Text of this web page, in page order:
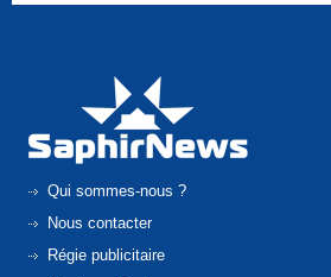
Qui sommes-nous ?
Nous contacter
Régie publicitaire